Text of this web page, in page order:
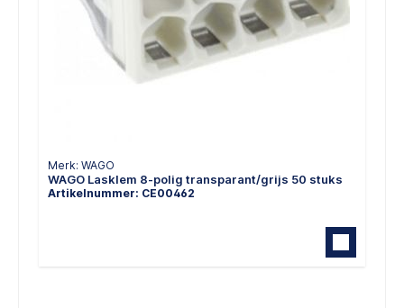
Merk: WAGO
WAGO Lasklem 8-polig transparant/grijs 50 stuks
Artikelnummer: CE00462